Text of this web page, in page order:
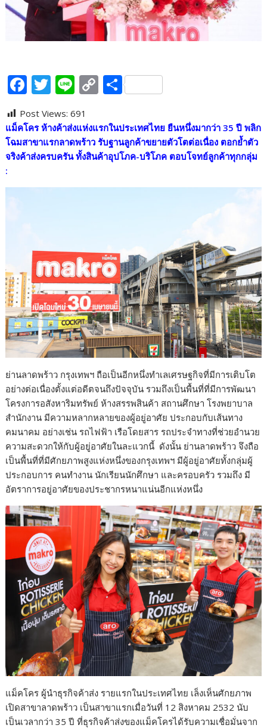
F
e
b
o
T
itt
er
Li
e
C
p
y
Li
S
ar
e
Post Views: 691
แม็คโคร ห้างค้าส่งแห่งแรกในประเทศไทย ยืนหนึ่งมากว่า35 ปี พลิก
โฉมสาขาแรกลาดพร้าว รับฐานลูกค้าขยายตัวโตต่อเนื่อง ตอกย้ำตัว
จริงค้าส่งครบครัน ทั้งสินค้าอุปโภค-บริโภค ตอบโจทย์ลูกค้าทุกกลุ่ม
:
ย่านลาดพร้าว กรุงเทพฯ ถือเป็นอีกหนึ่งทำเลเศรษฐกิจที่มีการเติบโต
อย่างต่อเนื่องตั้งแต่อดีตจนถึงปัจจุบัน รวมถึงเป็นพื้นที่ที่มีการพัฒนา
โครงการอสังหาริมทรัพย์ ห้างสรรพสินค้า สถานศึกษา โรงพยาบาล
สำนักงาน มีความหลากหลายของผู้อยู่อาศัย ประกอบกับเส้นทาง
คมนาคม อย่างเช่น รถไฟฟ้า เรือโดยสาร รถประจำทางที่ช่วยอำนวย
ความสะดวกให้กับผู้อยู่อาศัยในละแวกนี้ ดังนั้น ย่านลาดพร้าว จึงถือ
เป็นพื้นที่ที่มีศักยภาพสูงแห่งหนึ่งของกรุงเทพฯ มีผู้อยู่อาศัยทั้งกลุ่มผู้
ประกอบการ คนทำงาน นักเรียนนักศึกษา และครอบครัว รวมถึง มี
อัตราการอยู่อาศัยของประชากรหนาแน่นอีกแห่งหนึ่ง
แม็คโคร ผู้นำธุรกิจค้าส่ง รายแรกในประเทศไทย เล็งเห็นศักยภาพ
เปิดสาขาลาดพร้าว เป็นสาขาแรกเมื่อวันที่ 12 สิงหาคม 2532 นับ
เป็นเวลากว่า 35 ปี ที่ธุรกิจค้าส่งของแม็คโครได้รับความเชื่อมั่นจาก